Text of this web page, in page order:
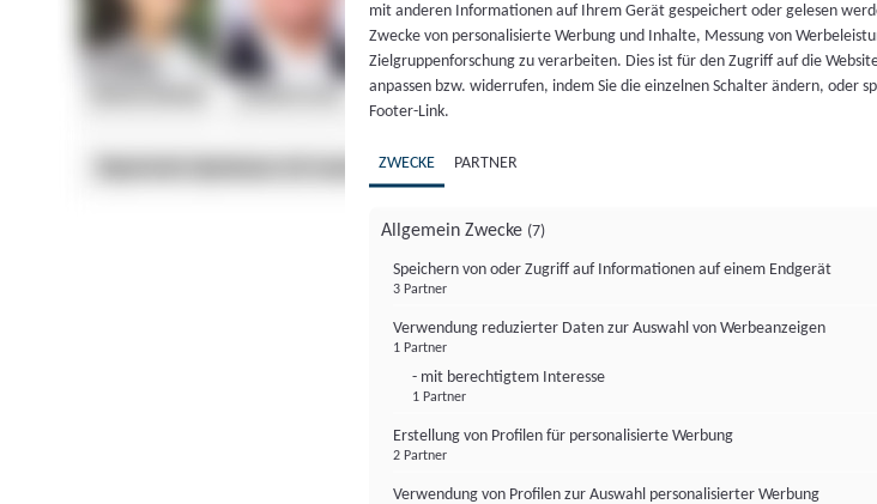
mit anderen Informationen auf Ihrem Gerät gespeichert oder gelesen
Zwecke von personalisierte Werbung und Inhalte, Messung von
Zielgruppenforschung zu verarbeiten. Dies ist für den Zugriff auf die
anpassen bzw. widerrufen, indem Sie die einzelnen Schalter ändern, oder
Footer-Link.
ZWECKE PARTNER
Allgemein Zwecke (7)
Speichern von oder Zugriff auf Informationen auf einem Endgerät
3 Partner
Verwendung reduzierter Daten zur Auswahl von Werbeanzeigen
1 Partner
- mit berechtigtem Interesse
1 Partner
Erstellung von Profilen für personalisierte Werbung
2 Partner
Verwendung von Profilen zur Auswahl personalisierter Werbung